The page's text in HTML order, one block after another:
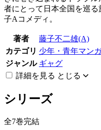
者にとって日本全国を巡
子Aコメディ。
著者
藤子不二雄(A)
カテゴリ 少年・青年マン
ジャンル ギャグ
詳細を見る とじる
シリーズ
全7巻完結